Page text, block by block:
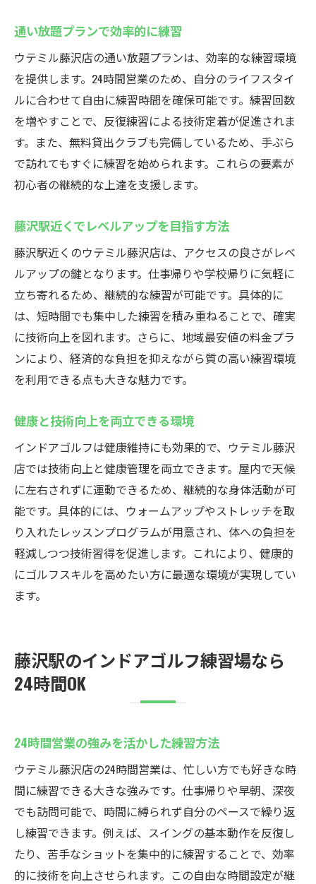
通い放題プランで効率的に練習
ウテミル藤沢店の通い放題プランは、効率的な練習環境
を提供します。24時間営業のため、自分のライフスタイ
ルに合わせて自由に練習時間を確保可能です。練習回数
を増やすことで、反復練習による技術定着が促進されま
す。また、無料貸出クラブも完備しているため、手ぶら
で訪れてもすぐに練習を始められます。これらの要素が
初心者の継続的な上達を支援します。
藤沢駅近くでレベルアップを目指す方法
藤沢駅近くのウテミル藤沢店は、アクセスの良さがレベ
ルアップの鍵となります。仕事帰りや学校帰りに気軽に
立ち寄れるため、継続的な練習が可能です。具体的に
は、短時間でも集中した練習を積み重ねることで、確実
に技術向上を図れます。さらに、地域最安値の料金プラ
ンにより、経済的な負担を抑えながら質の高い練習環境
を利用できる点も大きな魅力です。
健康と技術向上を両立できる環境
インドアゴルフは健康維持にも効果的で、ウテミル藤沢
店では技術向上と健康管理を両立できます。屋内で天候
に左右されずに運動できるため、継続的な身体活動が可
能です。具体的には、ウォームアップやストレッチを取
り入れたレッスンプログラムが用意され、体への負担を
軽減しつつ技術習得を促進します。これにより、健康的
にゴルフスキルを高めたい方に最適な環境が実現してい
ます。
藤沢駅のインドアゴルフ練習場なら
24時間OK
24時間営業の強みを活かした練習方法
ウテミル藤沢店の24時間営業は、忙しい方でも好きな時
間に練習できる大きな強みです。仕事帰りや早朝、深夜
でも訪問可能で、時間に縛られず自分のペースで繰り返
し練習できます。例えば、スイングの基本動作を反復し
たり、苦手なショットを集中的に練習することで、効率
的に技術を向上させられます。この自由な時間設定が継